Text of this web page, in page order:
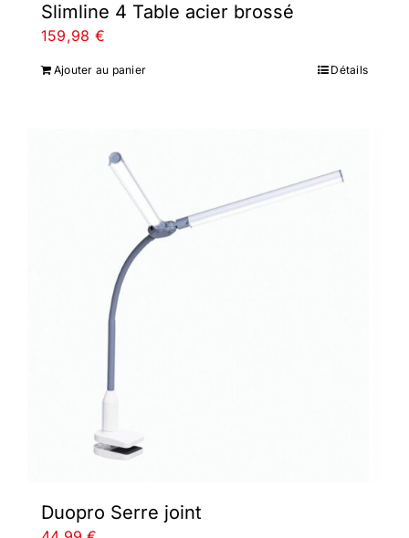
Slimline 4 Table acier brossé
159,98 €
Ajouter au panier Détails
Duopro Serre joint